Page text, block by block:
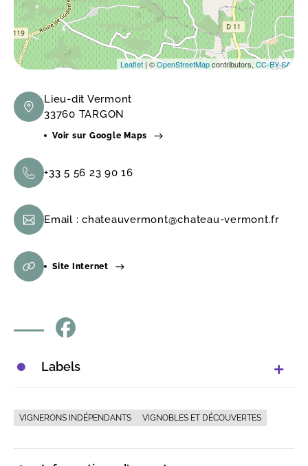
Leaflet | ©OpenStreetMapcontributors, CC-BY-SA
Lieu-dit Vermont
33760 TARGON
Voir sur Google Maps
+33 5 56 23 90 16
Email : chateauvermont@chateau-vermont.fr
Site Internet
Labels
VIGNERONS INDÉPENDANTS VIGNOBLES ET DÉCOUVERTES